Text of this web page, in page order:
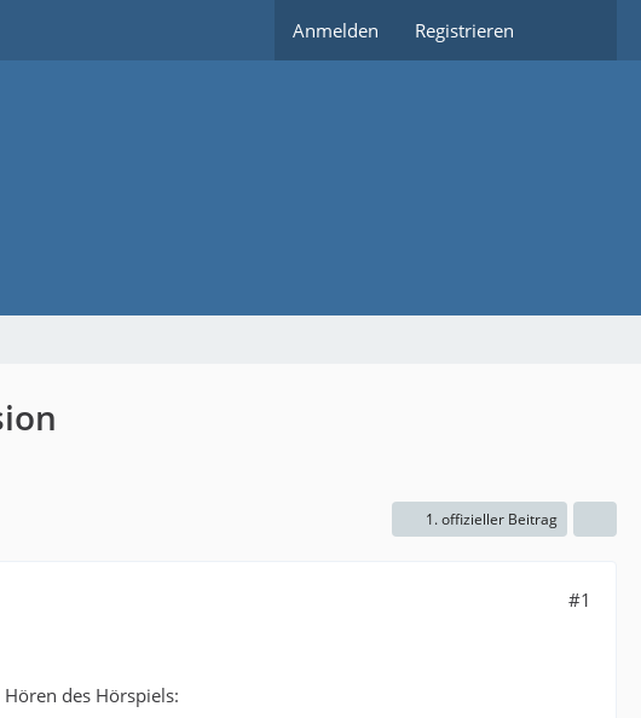
Anmelden Registrieren
1. offizieller Beitrag
#1
des Hörspiels: